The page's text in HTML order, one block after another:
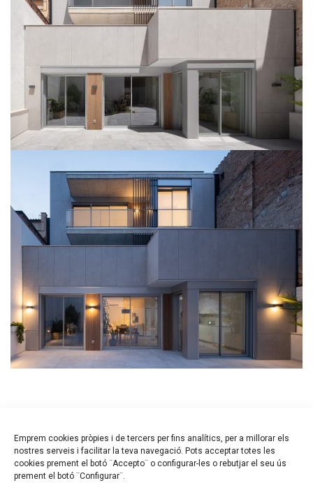
Emprem cookies pròpies i de tercers per fins analítics, per a millorar els
nostres serveis i facilitar la teva navegació. Pots acceptar totes les
cookies prement el botó ¨Accepto¨ o configurar-les o rebutjar el seu ús
prement el botó ¨Configurar¨.